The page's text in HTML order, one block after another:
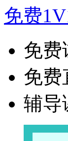
免费
免费
免费
辅导